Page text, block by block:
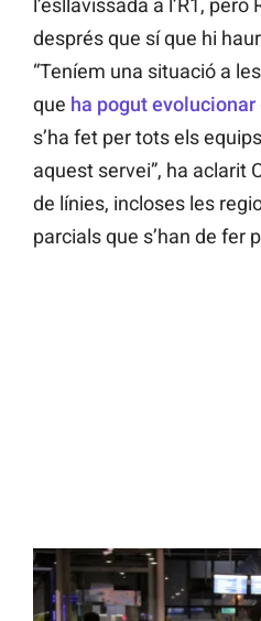
l’esllavissada a l’R1,
després que sí que hi
“Teníem una situació a
que ha pogut evolucionar
s’ha fet per tots els
aquest servei”, ha aclarit
de línies, incloses les
parcials que s’han de fer